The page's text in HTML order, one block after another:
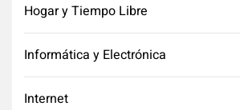
Hogar y Tiempo Libre
Informática y Electrónica
Internet